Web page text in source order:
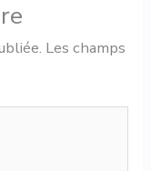
Les champs